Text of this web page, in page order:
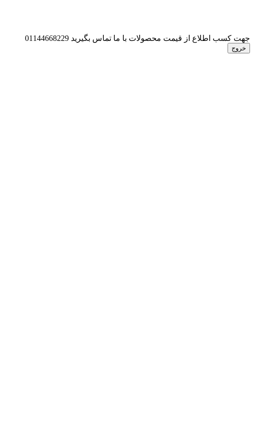
جهت کسب اطلاع از قیمت محصولات با ما تماس بگیرید 01144668229
خروج